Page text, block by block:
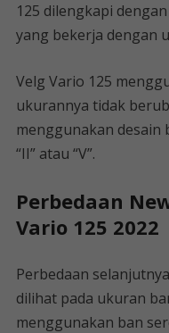
125 dilengkapi
yang bekerja dengan
Velg Vario 125
ukurannya tidak
menggunakan desain
“II” atau “V”.
Perbedaan
Vario 125 2022
Perbedaan
dilihat pada ukuran
menggunakan ban